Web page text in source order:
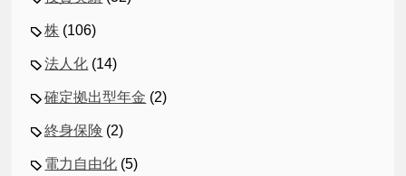
株 (106)
法人化 (14)
確定拠出型年金 (2)
終身保険 (2)
電力自由化 (5)